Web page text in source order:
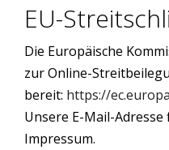
EU-
Die Europäische
zur Online-
bereit: https://
Unsere E-Mail-Adresse
Impressum.